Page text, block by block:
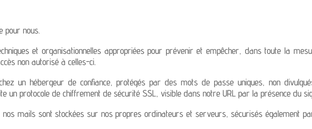
pour nous.
et organisationnelles appropriées pour prévenir et empêcher, dans toute la
non autorisé à celles-ci.
un hébergeur de confiance, protégés par des mots de passe uniques, non
un protocole de chiffrement de sécurité SSL, visible dans notre URL par la présence du
mails sont stockées sur nos propres ordinateurs et serveurs, sécurisés également